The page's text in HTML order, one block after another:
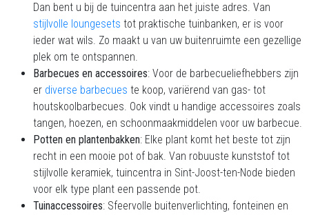
Dan bent u bij de tuincentra aan het juiste adres. Van
stijlvolle loungesets tot praktische tuinbanken, er is voor
ieder wat wils. Zo maakt u van uw buitenruimte een gezellige
plek om te ontspannen.
Barbecues en accessoires: Voor de barbecueliefhebbers zijn
er diverse barbecues te koop, variërend van gas- tot
houtskoolbarbecues. Ook vindt u handige accessoires zoals
tangen, hoezen, en schoonmaakmiddelen voor uw barbecue.
Potten en plantenbakken: Elke plant komt het beste tot zijn
recht in een mooie pot of bak. Van robuuste kunststof tot
stijlvolle keramiek, tuincentra in Sint-Joost-ten-Node bieden
voor elk type plant een passende pot.
Tuinaccessoires: Sfeervolle buitenverlichting, fonteinen en